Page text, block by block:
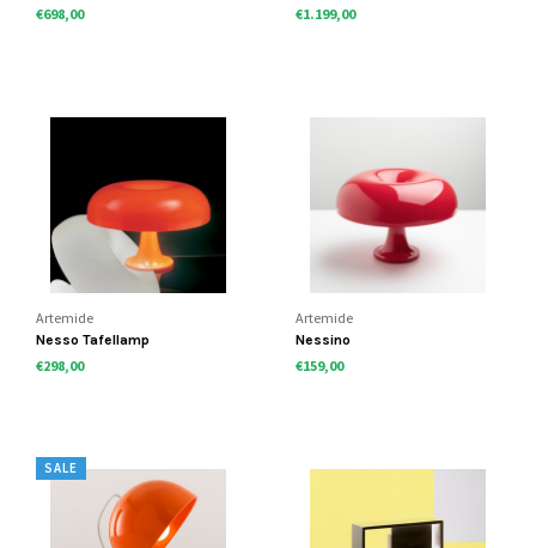
€698,00 €1.199,00
Artemide
Nesso Tafellamp
€298,00
Artemide
Nessino
€159,00
SALE